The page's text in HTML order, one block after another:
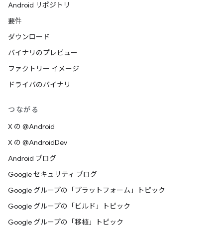
Android リポジトリ
要件
ダウンロード
バイナリのプレビュー
ファクトリー イメージ
ドライバのバイナリ
つながる
X の @Android
X の @AndroidDev
Android ブログ
Google セキュリティ ブログ
Google グループの「プラットフォーム」トピック
Google グループの「ビルド」トピック
Google グループの「移植」トピック